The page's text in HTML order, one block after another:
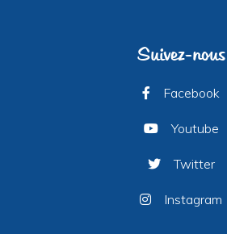
Suivez-nous
Facebook
Youtube
Twitter
Instagram